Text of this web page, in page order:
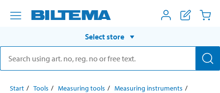
Select store
Start Tools Measuring tools
Measuring instruments